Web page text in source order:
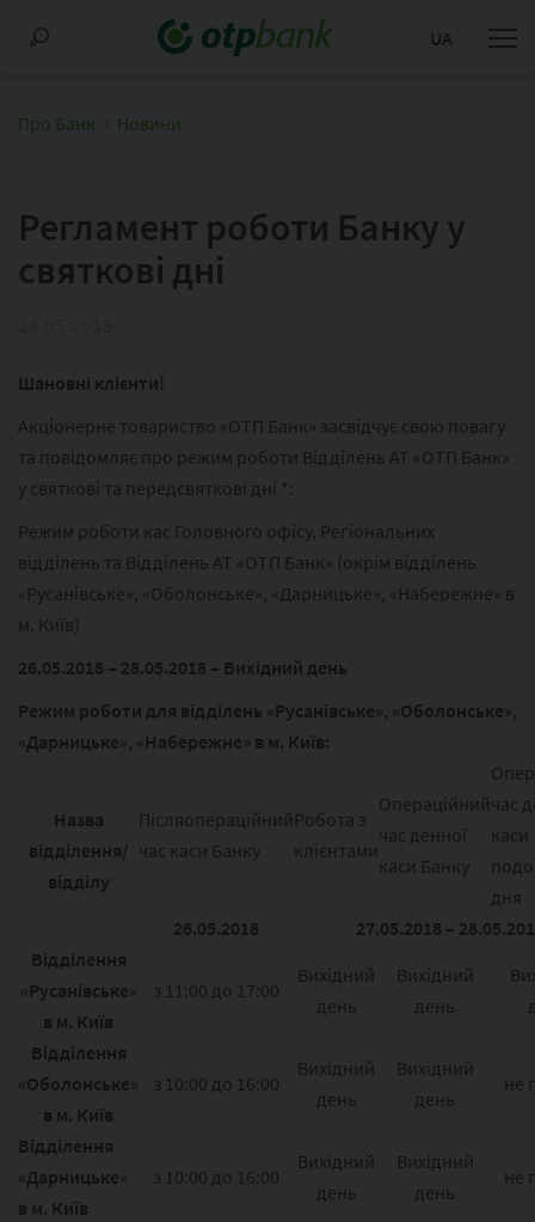
UA
Про Банк Новини
Регламент роботи Банку у
святкові дні
Шановні клієнти!
Акціонерне товариство «ОТП Банк» засвідчує свою повагу
та повідомляє про режим роботи Відділень АТ «ОТП Банк»
у святкові та передсвяткові дні *:
Режим роботи кас Головного офісу, Регіональних
відділень та Відділень АТ «ОТП Банк» (окрім відділень
«Русанівське», «Оболонське», «Дарницьке», «Набережне» в
м. Київ)
26.05.2018 – 28.05.2018 – Вихідний день
Режим роботи для відділень «Русанівське», «Оболонське»,
«Дарницьке», «Набережне» в м. Київ:
Назва
відділення/
відділу
Післяопераційний
час каси Банку
Робота з
клієнтами
Операційний
час денної
каси Банку
час
каси
дня
26.05.2018
27.05.2018 –
Відділення
«Русанівське»
в м. Київ
з 11:00 до 17:00
Вихідний
день
Вихідний
день
Відділення
«Оболонське»
в м. Київ
з 10:00 до 16:00
Вихідний
день
Вихідний
день
не
Відділення
«Дарницьке»
в м. Київ
з 10:00 до 16:00
Вихідний
день
Вихідний
день
не